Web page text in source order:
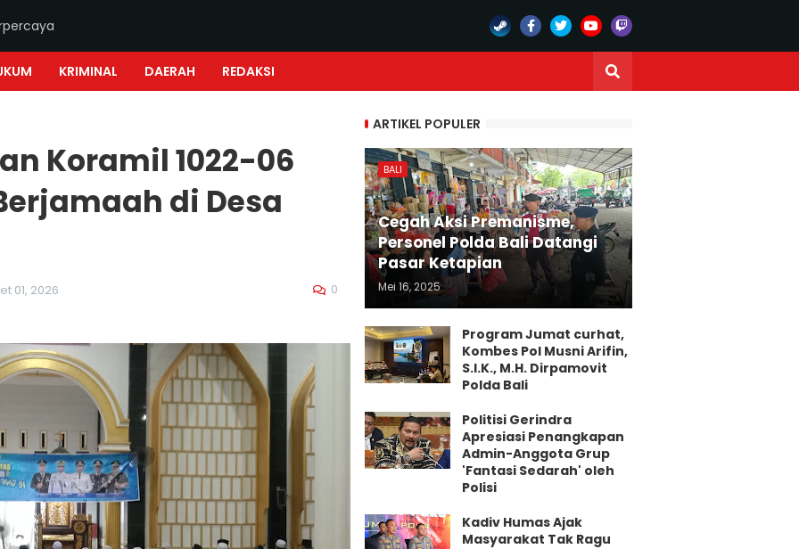
KRIMINAL DAERAH REDAKSI
Koramil 1022-06
di Desa
01, 2026 0
ARTIKEL POPULER
BALI
Cegah Aksi Premanisme,
Personel Polda Bali Datangi
Pasar Ketapian
Mei 16, 2025
Program Jumat curhat,
Kombes Pol Musni Arifin,
S.I.K., M.H. Dirpamovit
Polda Bali
Politisi Gerindra
Apresiasi Penangkapan
Admin-Anggota Grup
'Fantasi Sedarah' oleh
Polisi
Kadiv Humas Ajak
Masyarakat Tak Ragu